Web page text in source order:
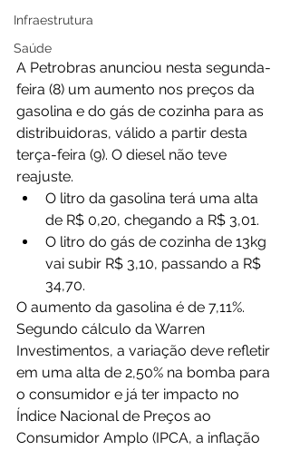
Infraestrutura
Saúde
A Petrobras anunciou nesta segunda-
feira (8) um aumento nos preços da
gasolina e do gás de cozinha para as
distribuidoras, válido a partir desta
terça-feira (9). O diesel não teve
reajuste.
O litro da gasolina terá uma alta
de R$ 0,20, chegando a R$ 3,01.
O litro do gás de cozinha de 13kg
vai subir R$ 3,10, passando a R$
34,70.
O aumento da gasolina é de 7,11%.
Segundo cálculo da Warren
Investimentos, a variação deve refletir
em uma alta de 2,50% na bomba para
o consumidor e já ter impacto no
Índice Nacional de Preços ao
Consumidor Amplo (IPCA, a inflação